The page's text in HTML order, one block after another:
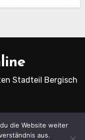
Stadteil Bergisch
vorbehalten. |
die Website weiter
aus.